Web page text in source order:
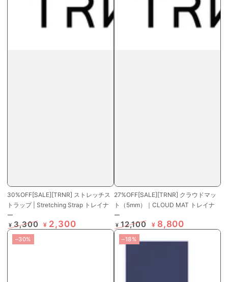
30%OFF[SALE][TRNR] ストレッチス
トラップ | Stretching Strap トレイナ
ー
定
価
¥ 3,300 ¥ 2,300
27%OFF[SALE][TRNR] クラウドマッ
ト（5mm）｜CLOUD MAT トレイナ
ー
定
価
¥ 12,100
価
¥ 8,800
–30% –18%